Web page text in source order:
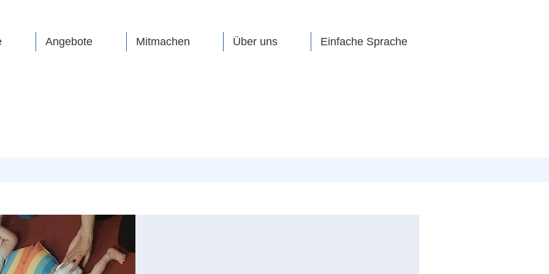
Angebote Mitmachen Über uns Einfache Sprache